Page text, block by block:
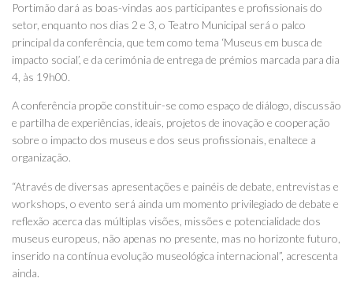
Portimão dará as boas-vindas aos participantes e profissionais do
setor, enquanto nos dias 2 e 3, o Teatro Municipal será o palco
principal da conferência, que tem como tema ‘Museus em busca de
impacto social’, e da cerimónia de entrega de prémios marcada para dia
4, às 19h00.
A conferência propõe constituir-se como espaço de diálogo, discussão
e partilha de experiências, ideais, projetos de inovação e cooperação
sobre o impacto dos museus e dos seus profissionais, enaltece a
organização.
“Através de diversas apresentações e painéis de debate, entrevistas e
workshops, o evento será ainda um momento privilegiado de debate e
reflexão acerca das múltiplas visões, missões e potencialidade dos
museus europeus, não apenas no presente, mas no horizonte futuro,
inserido na contínua evolução museológica internacional”, acrescenta
ainda.